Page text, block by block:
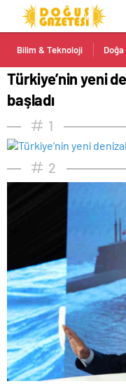
Bilim & Teknoloji Doğa
Türkiye’nin yeni
başladı
1
2